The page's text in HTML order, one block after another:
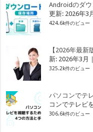
Androidのダ
更新: 2026年3
424.6k件のビュー
【2026年最
新: 2026年3月
325.2k件のビュー
パソコンでテ
コンでテレビ
306.6k件のビュー